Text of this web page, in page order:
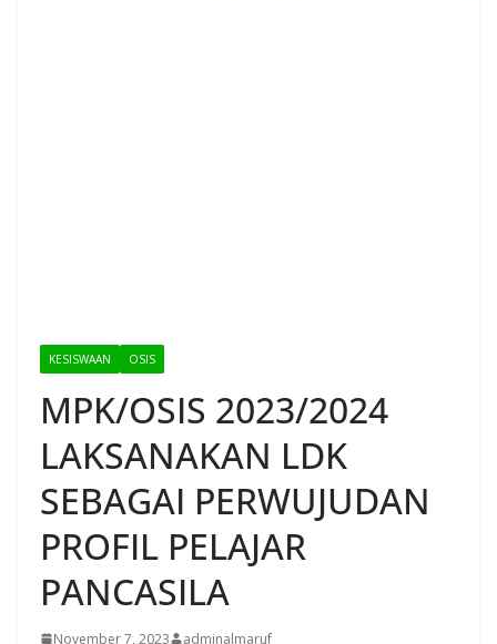
KESISWAAN OSIS
MPK/OSIS 2023/2024
LAKSANAKAN LDK
SEBAGAI PERWUJUDAN
PROFIL PELAJAR
PANCASILA
November 7, 2023 adminalmaruf